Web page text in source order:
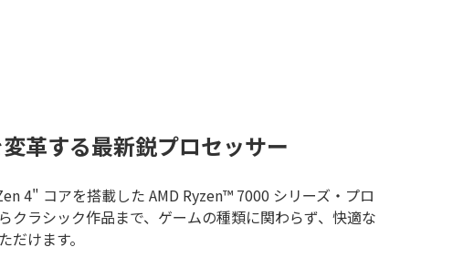
革する最新鋭プロセッサー
4" コアを搭載した AMD Ryzen™ 7000 シリーズ・プロ
クラシック作品まで、ゲームの種類に関わらず、快適な
だけます。